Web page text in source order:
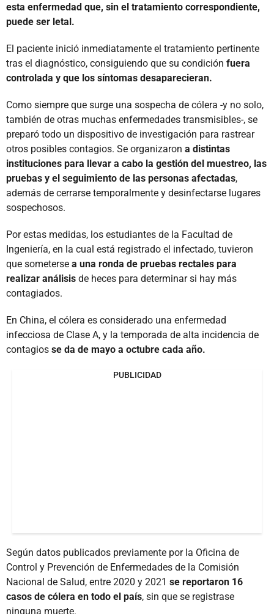
esta enfermedad que, sin el tratamiento correspondiente,
puede ser letal.
El paciente inició inmediatamente el tratamiento pertinente
tras el diagnóstico, consiguiendo que su condición fuera
controlada y que los síntomas desaparecieran.
Como siempre que surge una sospecha de cólera -y no solo,
también de otras muchas enfermedades transmisibles-, se
preparó todo un dispositivo de investigación para rastrear
otros posibles contagios. Se organizaron a distintas
instituciones para llevar a cabo la gestión del muestreo, las
pruebas y el seguimiento de las personas afectadas,
además de cerrarse temporalmente y desinfectarse lugares
sospechosos.
Por estas medidas, los estudiantes de la Facultad de
Ingeniería, en la cual está registrado el infectado, tuvieron
que someterse a una ronda de pruebas rectales para
realizar análisis de heces para determinar si hay más
contagiados.
En China, el cólera es considerado una enfermedad
infecciosa de Clase A, y la temporada de alta incidencia de
contagios se da de mayo a octubre cada año.
PUBLICIDAD
Según datos publicados previamente por la Oficina de
Control y Prevención de Enfermedades de la Comisión
Nacional de Salud, entre 2020 y 2021 se reportaron 16
casos de cólera en todo el país, sin que se registrase
ninguna muerte.